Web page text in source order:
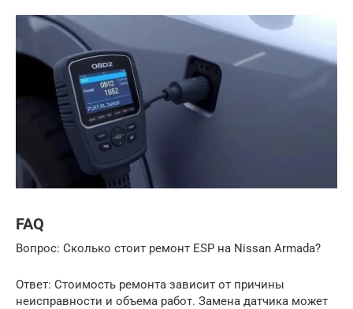
FAQ
Вопрос: Сколько стоит ремонт ESP на Nissan Armada?
Ответ: Стоимость ремонта зависит от причины
неисправности и объема работ. Замена датчика может